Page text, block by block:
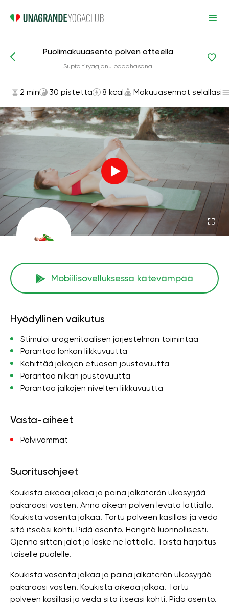
Asanat ja harjoitukset Makuuasennot selälläsi
Puolimakuuasento polven otteella
Supta tiryagjanu baddhasana
2 min 30 pistettä 8 kcal Makuuasennot selälläsi
Mobiilisovelluksessa kätevämpää
Hyödyllinen vaikutus
Stimuloi urogenitaalisen järjestelmän toimintaa
Parantaa lonkan liikkuvuutta
Kehittää jalkojen etuosan joustavuutta
Parantaa nilkan joustavuutta
Parantaa jalkojen nivelten liikkuvuutta
Vasta-aiheet
Polvivammat
Suoritusohjeet
Koukista oikeaa jalkaa ja paina jalkaterän ulkosyrjää
pakaraasi vasten. Anna oikean polven levätä lattialla.
Koukista vasenta jalkaa. Tartu polveen käsilläsi ja vedä
sitä itseäsi kohti. Pidä asento. Hengitä luonnollisesti.
Ojenna sitten jalat ja laske ne lattialle. Toista harjoitus
toiselle puolelle.
Koukista vasenta jalkaa ja paina jalkaterän ulkosyrjää
pakaraasi vasten. Koukista oikeaa jalkaa. Tartu
polveen käsilläsi ja vedä sitä itseäsi kohti. Pidä asento.